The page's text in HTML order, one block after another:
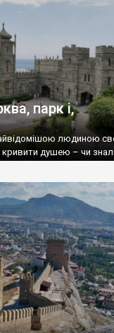
парк і,
людиною
кривити душею – чи